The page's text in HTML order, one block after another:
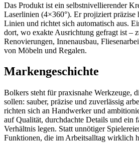
Das Produkt ist ein selbstnivellierender
Laserlinien (4×360°). Er projiziert präzise
Linien und richtet sich automatisch aus.
dort, wo exakte Ausrichtung gefragt ist –
Renovierungen, Innenausbau,
von Möbeln und Regalen.
Markengeschichte
Bolkers steht für praxisnahe Werkzeuge,
sollen: sauber, präzise und zuverlässig
richten sich an Handwerker und
auf Qualität, durchdachte Details und ein
Verhältnis legen. Statt unnötiger
Funktionen, die im Arbeitsalltag wirklich